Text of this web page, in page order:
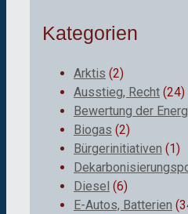
Kategorien
Arktis (2)
Ausstieg, Recht (24)
Bewertung der
Biogas (2)
Bürgerinitiativen (1)
Diesel (6)
E-Autos, Batterien